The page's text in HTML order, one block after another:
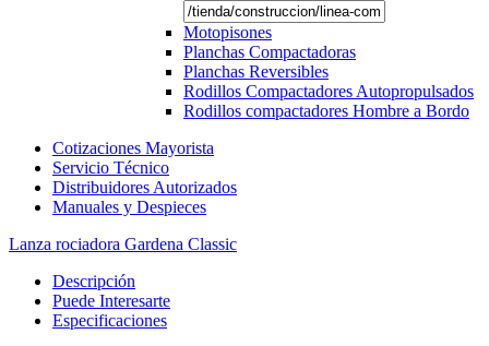
Motopisones
Planchas Compactadoras
Planchas Reversibles
Rodillos Compactadores Autopropulsados
Rodillos compactadores Hombre a Bordo
Cotizaciones Mayorista
Servicio Técnico
Distribuidores Autorizados
Manuales y Despieces
Lanza rociadora Gardena Classic
Descripción
Puede Interesarte
Especificaciones